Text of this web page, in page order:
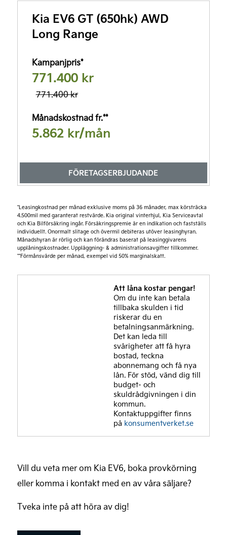
Företagskampanj 622.800 kr
Läs mer
Förmånsvärde fr.**
3.258 kr/mån
*Kia Företagsleasing exkl. moms 36 månader, 20% första förhöjd
framtida justeringar i leasegivarens upplåningskostnader.
**Förmånsvärde per månad, exempel vid 50% marginalskatt.
Kia EV6 GT (650hk) AWD
Long Range
Kampanjpris*
771.400 kr
771.400 kr
Månadskostnad fr.**
5.862 kr/mån
Företagsleasing*
Företagskampanj 709.688 kr
Läs mer
Förmånsvärde fr.**
3.502 kr/mån
hyra, restvärde beroende på modell. Uppläggning- & aviavgifter
tillkommer. Månadshyran är rörlig och kan förändras baserat på
framtida justeringar i leasegivarens upplåningskostnader.
**Förmånsvärde per månad, exempel vid 50% marginalskatt.
FÖRETAGSERBJUDANDE
*Leasingkostnad per månad exklusive moms på 36 månader, max körsträcka
4.500mil med garanterat restvärde. Kia original vinterhjul, Kia Serviceavtal
och Kia Bilförsäkring ingår. Försäkringspremie är en indikation och fastställs
individuellt. Onormalt slitage och övermil debiteras utöver leasinghyran.
Månadshyran är rörlig och kan förändras baserat på leasinggivarens
upplåningskostnader. Uppläggning- & administrationsavgifter tillkommer.
**Förmånsvärde per månad, exempel vid 50% marginalskatt.
Att låna kostar pengar!
Om du inte kan betala
tillbaka skulden i tid
riskerar du en
betalningsanmärkning.
Det kan leda till
svårigheter att få hyra
bostad, teckna
abonnemang och få nya
lån. För stöd, vänd dig till
budget- och
skuldrådgivningen i din
kommun.
Kontaktuppgifter finns
på konsumentverket.se
Vill du veta mer om Kia EV6, boka provkörning
eller komma i kontakt med en av våra säljare?
Tveka inte på att höra av dig!